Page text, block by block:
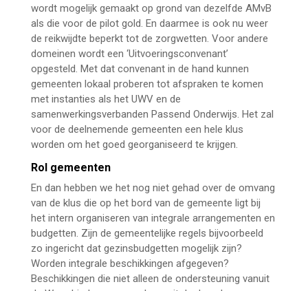
wordt mogelijk gemaakt op grond van dezelfde AMvB
als die voor de pilot gold. En daarmee is ook nu weer
de reikwijdte beperkt tot de zorgwetten. Voor andere
domeinen wordt een ‘Uitvoeringsconvenant’
opgesteld. Met dat convenant in de hand kunnen
gemeenten lokaal proberen tot afspraken te komen
met instanties als het UWV en de
samenwerkingsverbanden Passend Onderwijs. Het zal
voor de deelnemende gemeenten een hele klus
worden om het goed georganiseerd te krijgen.
Rol gemeenten
En dan hebben we het nog niet gehad over de omvang
van de klus die op het bord van de gemeente ligt bij
het intern organiseren van integrale arrangementen en
budgetten. Zijn de gemeentelijke regels bijvoorbeeld
zo ingericht dat gezinsbudgetten mogelijk zijn?
Worden integrale beschikkingen afgegeven?
Beschikkingen die niet alleen de ondersteuning vanuit